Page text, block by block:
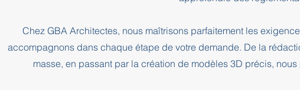
Chez GBA Architectes, nous maîtrisons parfaitement les
accompagnons dans chaque étape de votre demande. De la
masse, en passant par la création de modèles 3D précis,